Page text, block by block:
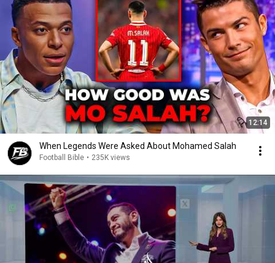
12:14
When Legends Were Asked About Mohamed Salah
Football Bible • 235K views